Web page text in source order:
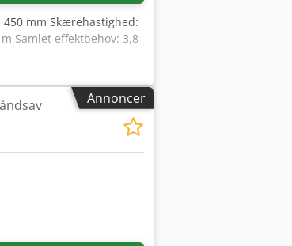
mm Skærehastighed:
Samlet effektbehov: 3,8
Annoncer